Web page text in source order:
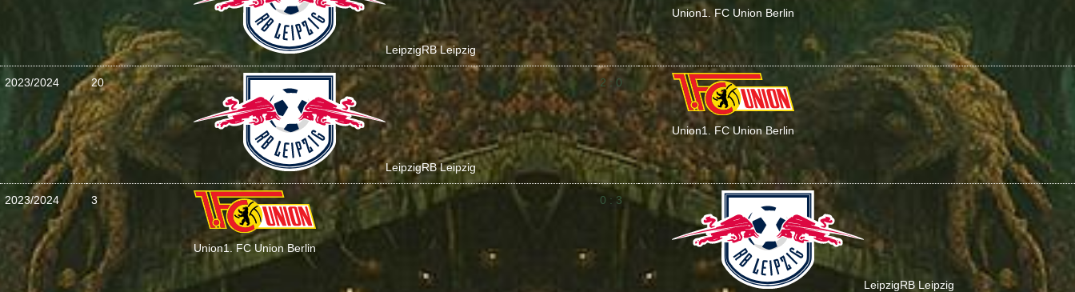
LeipzigRB Leipzig
Union1. FC Union Berlin
2023/2024 20
LeipzigRB Leipzig
2 : 0
Union1. FC Union Berlin
2023/2024 3
Union1. FC Union Berlin
0 : 3
LeipzigRB Leipzig